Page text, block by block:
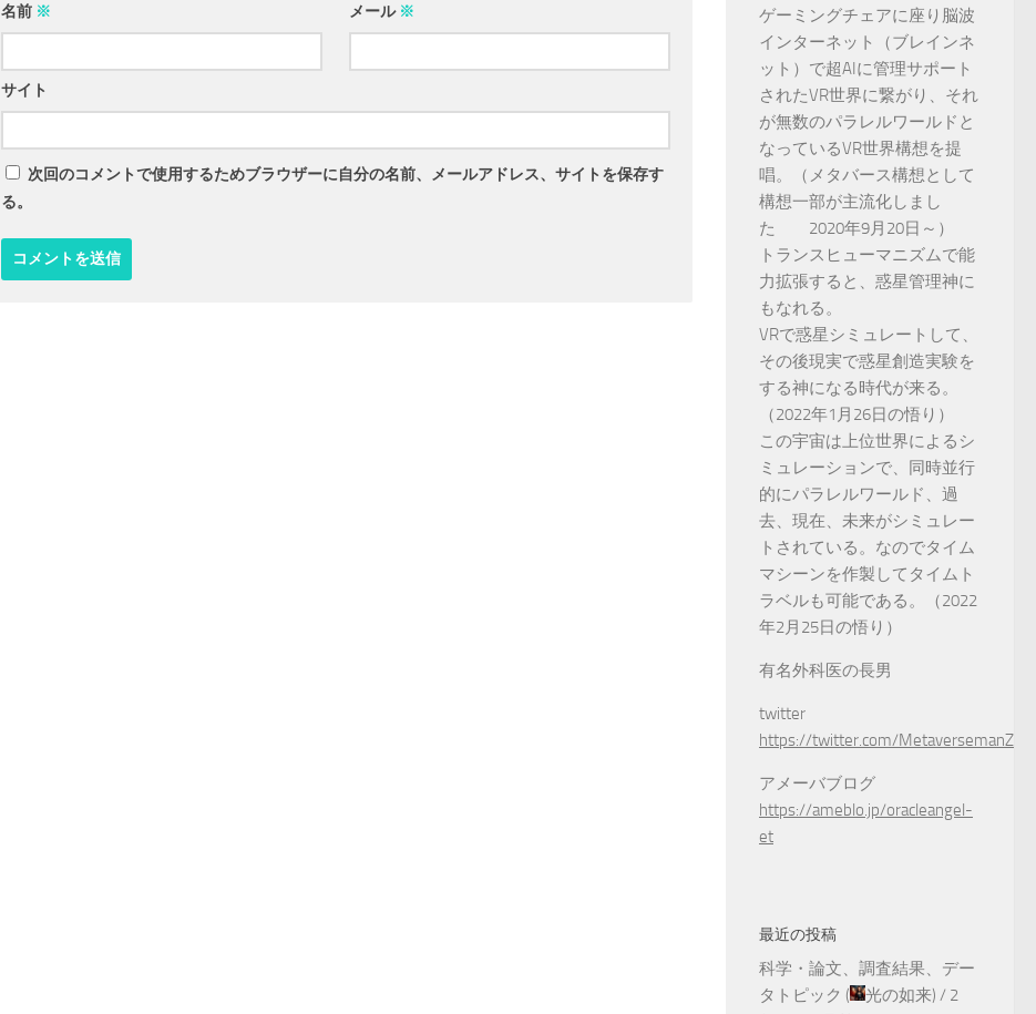
名前 ※ メール ※
サイト
次回のコメントで使用するためブラウザーに自分の名前、メールアドレス、サイトを保存す
る。
ゲーミングチェアに座り脳波
インターネット（ブレインネ
ット）で超AIに管理サポート
されたVR世界に繋がり、それ
が無数のパラレルワールドと
なっているVR世界構想を提
唱。（メタバース構想として
構想一部が主流化しまし
た 2020年9月20日～）
トランスヒューマニズムで能
力拡張すると、惑星管理神に
もなれる。
VRで惑星シミュレートして、
その後現実で惑星創造実験を
する神になる時代が来る。
（2022年1月26日の悟り）
この宇宙は上位世界によるシ
ミュレーションで、同時並行
的にパラレルワールド、過
去、現在、未来がシミュレー
トされている。なのでタイム
マシーンを作製してタイムト
ラベルも可能である。（2022
年2月25日の悟り）
有名外科医の長男
twitter
https://twitter.com/MetaversemanZ
アメーバブログ
https://ameblo.jp/oracleangel-
et
最近の投稿
科学・論文、調査結果、デー
タトピック ( 光の如来) / 2